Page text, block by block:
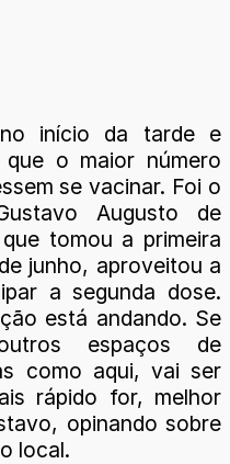
início da tarde e
o maior número
se vacinar. Foi o
Augusto de
tomou a primeira
junho, aproveitou a
a segunda dose.
está andando. Se
espaços de
como aqui, vai ser
rápido for, melhor
opinando sobre
local.